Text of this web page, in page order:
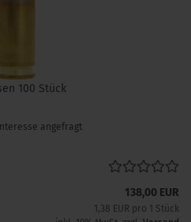
100 Stück
angefragt
138,00 EUR
1,38 EUR pro 1 Stück